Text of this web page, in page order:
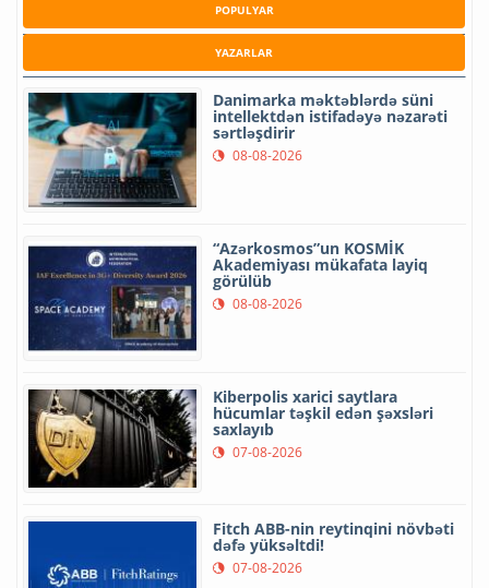
POPULYAR
YAZARLAR
Danimarka məktəblərdə süni
intellektdən istifadəyə nəzarəti
sərtləşdirir
08-08-2026
“Azərkosmos”un KOSMİK
Akademiyası mükafata layiq
görülüb
08-08-2026
Kiberpolis xarici saytlara
hücumlar təşkil edən şəxsləri
saxlayıb
07-08-2026
Fitch ABB-nin reytinqini növbəti
dəfə yüksəltdi!
07-08-2026